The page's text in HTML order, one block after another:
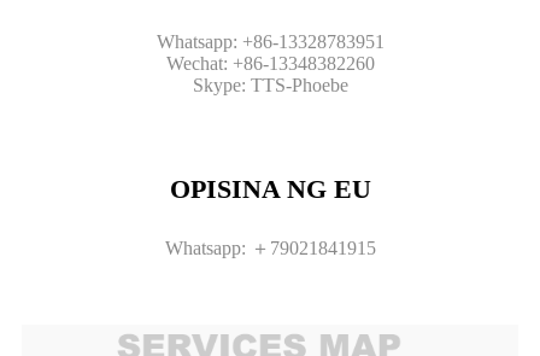
Whatsapp: +86-13328783951
Wechat: +86-13348382260
Skype: TTS-Phoebe
OPISINA NG EU
Whatsapp: ＋79021841915